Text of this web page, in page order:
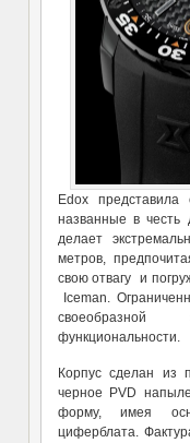
Edox
названные в
делает
метров,
свою отвагу и
Iceman.
функциональности.
Корпус сделан из
черное PVD
форму, имея
циферблата.